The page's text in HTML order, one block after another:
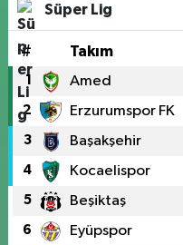
Süper Lig
# Takım
1 Amed
2 Erzurumspor FK
3 Başakşehir
4 Kocaelispor
5 Beşiktaş
6 Eyüpspor